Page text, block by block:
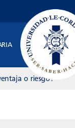
o riesgo?